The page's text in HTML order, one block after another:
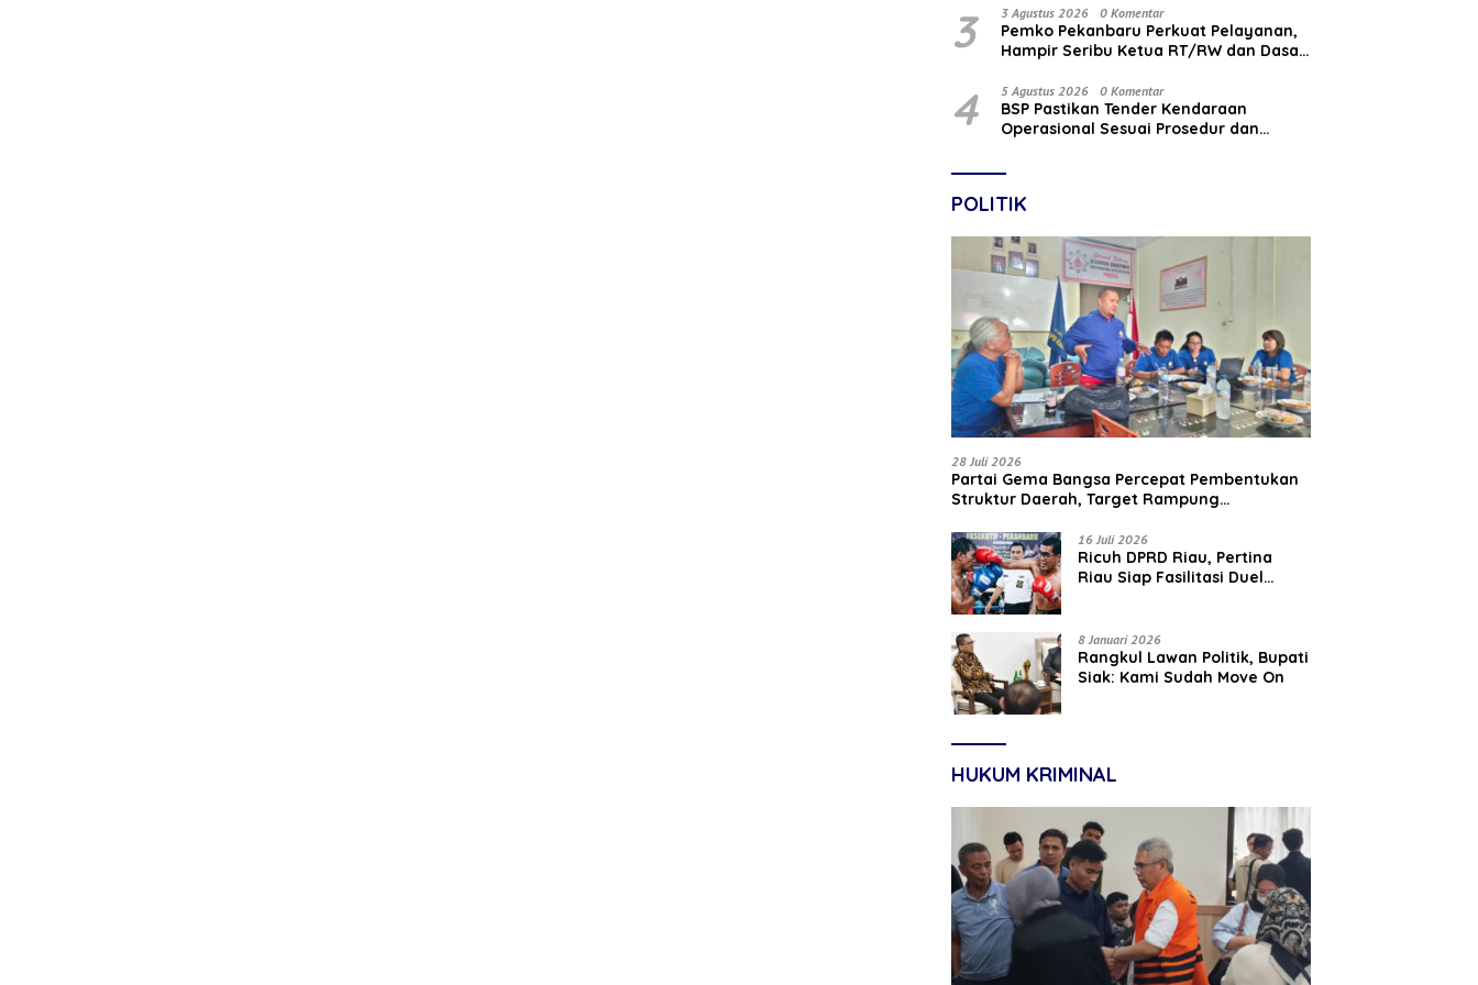
Nasabah
3 3 Agustus 2026 0 Komentar
Pemko Pekanbaru Perkuat Pelayanan,
Hampir Seribu Ketua RT/RW dan Dasa
4 5 Agustus 2026 0 Komentar
BSP Pastikan Tender Kendaraan
Operasional Sesuai Prosedur dan
POLITIK
28 Juli 2026
Partai Gema Bangsa Percepat Pembentukan
Struktur Daerah, Target Rampung
16 Juli 2026
‎Ricuh DPRD Riau, Pertina
Riau Siap Fasilitasi Duel
8 Januari 2026
Rangkul Lawan Politik, Bupati
Siak: Kami Sudah Move On
HUKUM KRIMINAL